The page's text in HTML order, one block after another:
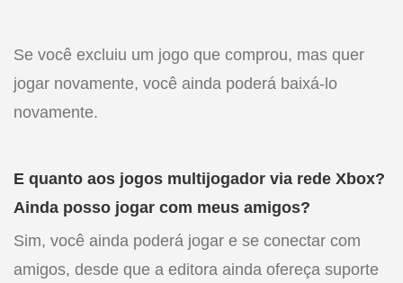
Se você excluiu um jogo que comprou, mas quer
jogar novamente, você ainda poderá baixá-lo
novamente.
E quanto aos jogos multijogador via rede Xbox?
Ainda posso jogar com meus amigos?
Sim, você ainda poderá jogar e se conectar com
amigos, desde que a editora ainda ofereça suporte